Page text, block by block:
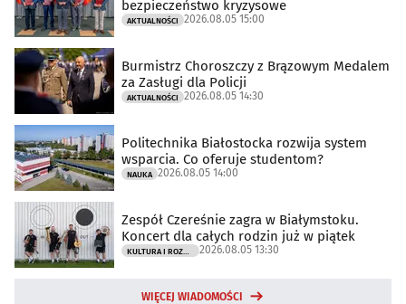
bezpieczeństwo kryzysowe
AKTUALNOŚCI 2026.08.05 15:00
Burmistrz Choroszczy z Brązowym Medalem
za Zasługi dla Policji
AKTUALNOŚCI 2026.08.05 14:30
Politechnika Białostocka rozwija system
wsparcia. Co oferuje studentom?
NAUKA 2026.08.05 14:00
Zespół Czereśnie zagra w Białymstoku.
Koncert dla całych rodzin już w piątek
KULTURA I ROZRYWKA 2026.08.05 13:30
WIĘCEJ WIADOMOŚCI